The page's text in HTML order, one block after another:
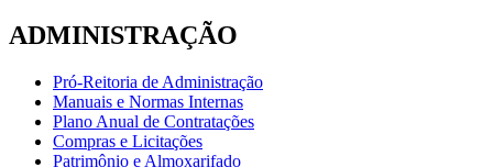
ADMINISTRAÇÃO
Pró-Reitoria de Administração
Manuais e Normas Internas
Plano Anual de Contratações
Compras e Licitações
Patrimônio e Almoxarifado